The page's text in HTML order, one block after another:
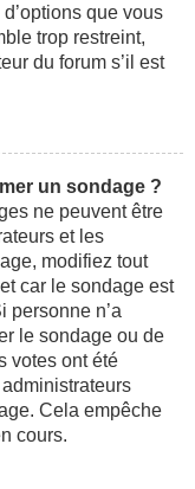
que vous
trop restreint,
du forum s’il est
un sondage ?
ne peuvent être
et les
modifiez tout
car le sondage est
personne n’a
le sondage ou de
votes ont été
Cela empêche
cours.